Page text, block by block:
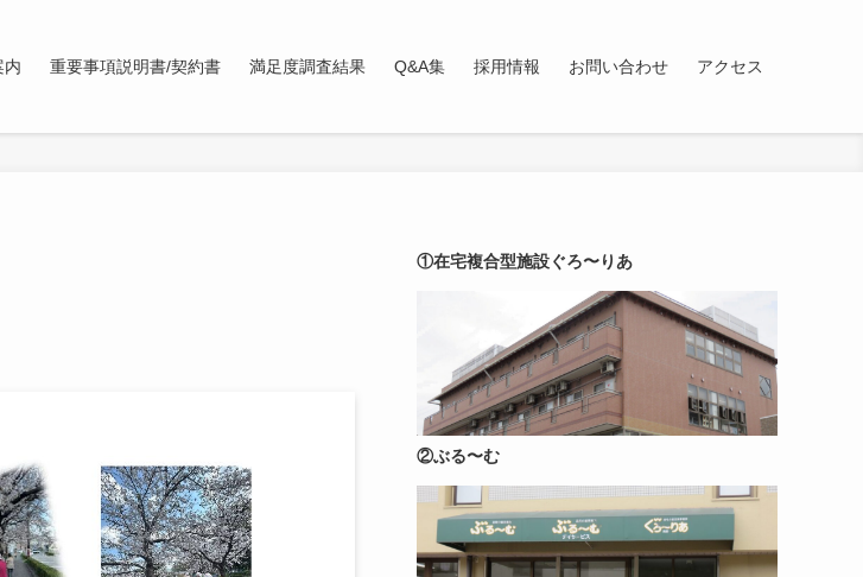
内 重要事項説明書/契約書 満足度調査結果 Q&A集 採用情報 お問い合わせ アクセス
①在宅複合型施設ぐろ〜りあ
②ぶる〜む